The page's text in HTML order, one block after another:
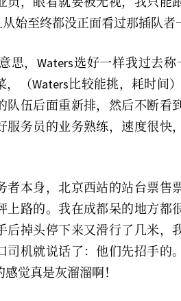
始至终都没正面看过那插队者
思，Waters选好一样我过去
（Waters比较能挑，耗时间
伍后面重新排，然后不断看
务员的业务熟练，速度很快
本身，北京西站的站台票售
路的。我在成都呆的地方都
掉头停下来又滑行了几米，
机就说话了：他们先招手的
觉真是灰溜溜啊！